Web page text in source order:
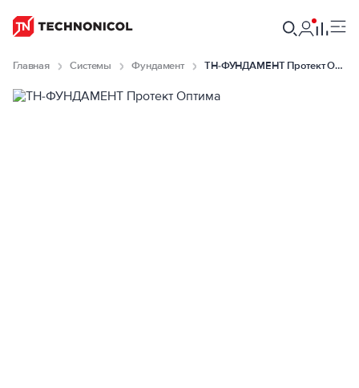
Главная Системы Фундамент ТН-ФУНДАМЕНТ Протект Оптима null